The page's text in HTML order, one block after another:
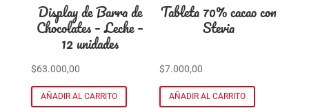
Display de Barra de
Chocolates – Leche –
12 unidades
$63.000,00
AÑADIR AL CARRITO
Tableta 70% cacao con
Stevia
$7.000,00
AÑADIR AL CARRITO